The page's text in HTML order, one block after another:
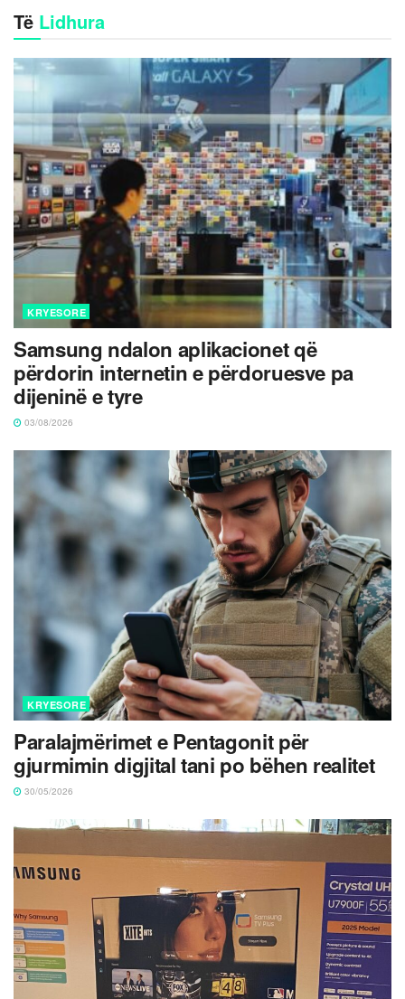
Të Lidhura
KRYESORE
Samsung ndalon aplikacionet që
përdorin internetin e përdoruesve pa
dijeninë e tyre
03/08/2026
KRYESORE
Paralajmërimet e Pentagonit për
gjurmimin digjital tani po bëhen realitet
30/05/2026